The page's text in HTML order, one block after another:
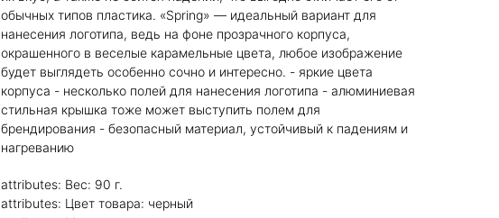
обычных типов пластика. «Spring» — идеальный вариант для
нанесения логотипа, ведь на фоне прозрачного корпуса,
окрашенного в веселые карамельные цвета, любое изображение
будет выглядеть особенно сочно и интересно. - яркие цвета
корпуса - несколько полей для нанесения логотипа - алюминиевая
стильная крышка тоже может выступить полем для
брендирования - безопасный материал, устойчивый к падениям и
нагреванию
attributes: Вес: 90 г.
attributes: Цвет товара: черный